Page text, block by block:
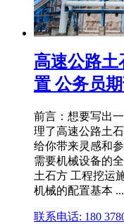
高速公路土
置 公务员期
前言：想要写出
理了高速公路土
给你带来灵感和
需要机械设备的
土石方 工程挖运
机械的配置基本 ...
联系电话: 180